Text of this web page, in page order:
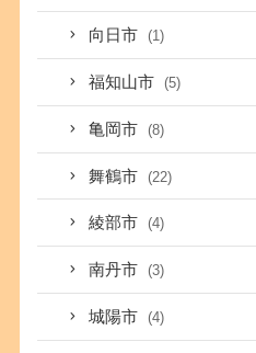
向日市 (1)
福知山市 (5)
亀岡市 (8)
舞鶴市 (22)
綾部市 (4)
南丹市 (3)
城陽市 (4)